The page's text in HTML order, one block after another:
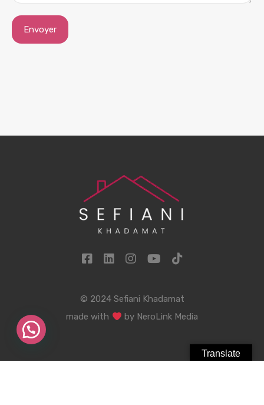
© 2024 Sefiani Khadamat
made with
by NeroLink Media
Translate